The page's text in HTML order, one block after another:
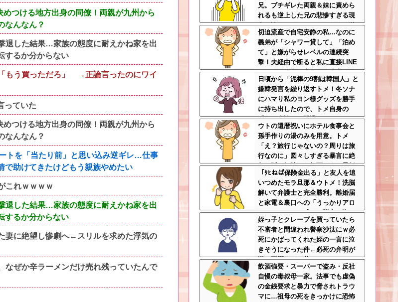
つける地方出身の同僚！両親が九州から
なんなん？
退した結果…家族の態度に耐えかね家を出
するか分からない
もう買っただろ」 →正論言ったのにワイ
っていた
つける地方出身の同僚！両親が九州から
なんなん？
トを「当たり前」と思い込み逆ギレ…仕事
で助けてきたけどもう親族やめたい
これｗｗｗｗ
退した結果…家族の態度に耐えかね家を出
するか分からない
妻に絶望し惨劇へ←スリルを求めた浮気の
なぜか辛ラーメンだけ売れ残っていたんで
兄。ブチギレた両親＆妹に責めら
れるも逆上した兄の悲惨すぎる現
在←淡々としてるんじゃなくて単
なる冷血漢
切迫流産で自宅安静の私…なのに
義弟が「シャワー貸して」「泊め
て」と嫌がらせレベルの連続突
撃！夫経由で断ると私に直接LINE
してきて絶句←大人しく自宅の風
呂に入れよ
日頃から「泥棒の9割は韓国人」と
嫌韓発言を繰り返すトメ！冬ソナ
にハマり私のヨン様グッズを勝手
に持ち出したので、トメ自身の
「あの自論」で撃退したったｗｗ
←矛盾だらけのトメにブーメラン
刺さりまくり
ウトの還暦祝いにホテル食事会と
孫手作りの湯のみを用意。トメ
「え？旅行じゃないの？周りは旅
行なのに」図々しすぎる暴言に絶
句←孫の気持ちを無下にする最低
ババア
「ﾀﾋねば保険金出る」と友人を追
いつめたモラ旦那＆ウトメ！洗脳
解いて弁護士と完全勝利。離婚届
と家電＆裏口への「うっかりアロ
ンアルファ」を残して脱出←悔し
泣きしながらやることがエグくて
草
姪っ子とクレープを買っていたら
不審者と間違われ警察沙汰にｗ必
死にかばってくれた姪の一言に泣
きそうになった件←必死の弁明が
逆に不憫すぎて草
飲酒強要・スーパーで盗み・反社
自慢の毒叔母一家。法事でも虚偽
の金銭要求と暴力で脅されトラウ
マに…祖母の死をきっかけに恐怖